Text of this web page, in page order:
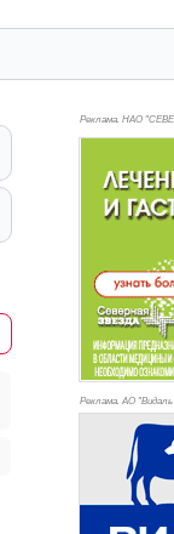
Реклама. НАО
Реклама. АО